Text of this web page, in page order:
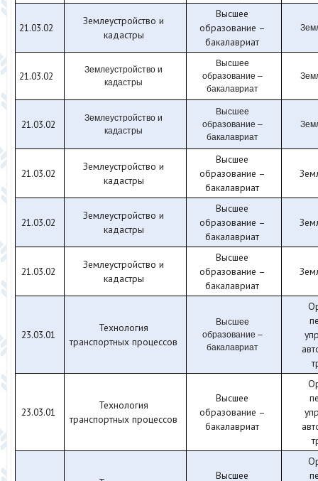
21.03.02
Землеустройство и
кадастры
Высшее
образование –
бакалавриат
21.03.02
Землеустройство и
кадастры
Высшее
образование –
бакалавриат
21.03.02
Землеустройство и
кадастры
Высшее
образование –
бакалавриат
21.03.02
Землеустройство и
кадастры
Высшее
образование –
бакалавриат
21.03.02
Землеустройство и
кадастры
Высшее
образование –
бакалавриат
21.03.02
Землеустройство и
кадастры
Высшее
образование –
бакалавриат
23.03.01
Технология
транспортных процессов
Высшее
образование –
бакалавриат
23.03.01
Технология
транспортных процессов
Высшее
образование –
бакалавриат
Высшее